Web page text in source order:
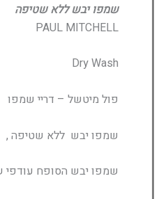
שמפו יבש ללא שטיפה
PAUL MITCHELL
Dry Wash
פול מיטשל – דריי שמפו
שמפו יבש ללא שטיפה ,
שמפו יבש הסופח עודפי